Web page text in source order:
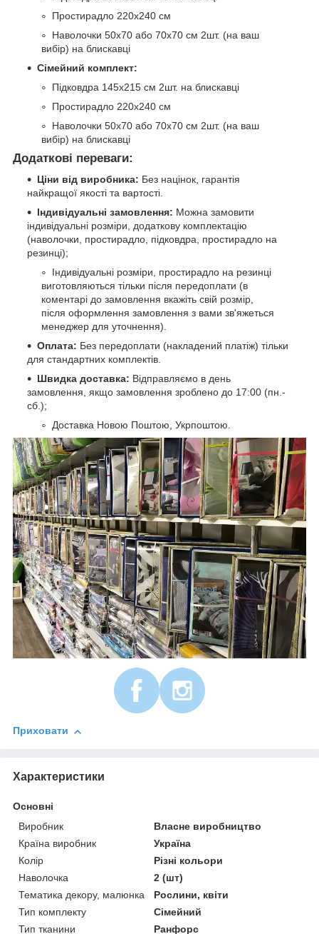
Простирадло 220х240 см
Наволочки 50х70 або 70х70 см 2шт. (на ваш
вибір) на блискавці
Сімейний комплект:
Підковдра 145х215 см 2шт. на блискавці
Простирадло 220х240 см
Наволочки 50х70 або 70х70 см 2шт. (на ваш
вибір) на блискавці
Додаткові переваги:
Ціни від виробника: Без націнок, гарантія
найкращої якості та вартості.
Індивідуальні замовлення: Можна замовити
індивідуальні розміри, додаткову комплектацію
(наволочки, простирадло, підковдра, простирадло на
резинці);
Індивідуальні розміри, простирадло на резинці
виготовляються тільки після передоплати (в
коментарі до замовлення вкажіть свій розмір,
після оформлення замовлення з вами зв'яжеться
менеджер для уточнення).
Оплата: Без передоплати (накладений платіж) тільки
для стандартних комплектів.
Швидка доставка: Відправляємо в день
замовлення, якщо замовлення зроблено до 17:00 (пн.-
сб.);
Доставка Новою Поштою, Укрпоштою.
Приховати
Характеристики
Основні
Виробник
Власне виробництво
Країна виробник
Україна
Колір
Різні кольори
Наволочка
2 (шт)
Тематика декору, малюнка
Рослини, квіти
Тип комплекту
Сімейний
Тип тканини
Ранфорс